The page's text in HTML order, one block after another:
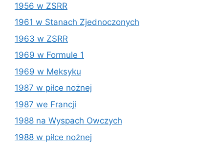
1956 w ZSRR
1961 w Stanach Zjednoczonych
1963 w ZSRR
1969 w Formule 1
1969 w Meksyku
1987 w piłce nożnej
1987 we Francji
1988 na Wyspach Owczych
1988 w piłce nożnej